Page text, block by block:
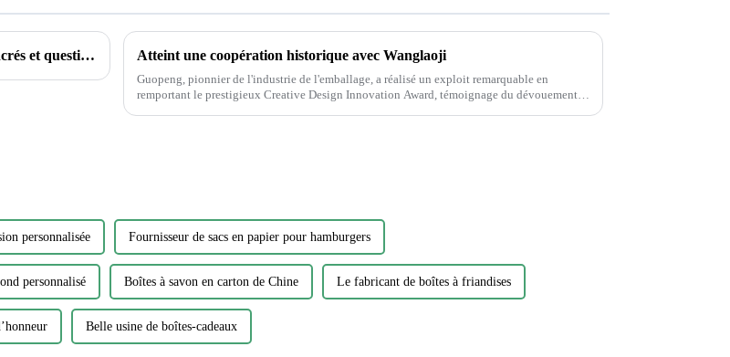
Explorer le monde des tatouages ​​temporaires : aperçus encrés et questions courantes Atteint une coopération historique avec Wanglaoji
Guopeng, pionnier de l'industrie de l'emballage, a réalisé un exploit remarquable en
remportant le prestigieux Creative Design Innovation Award, témoignage du dévouement
personnalisée Fournisseur de sacs en papier pour hamburgers
personnalisé Boîtes à savon en carton de Chine Le fabricant de boîtes à friandises
Belle usine de boîtes-cadeaux